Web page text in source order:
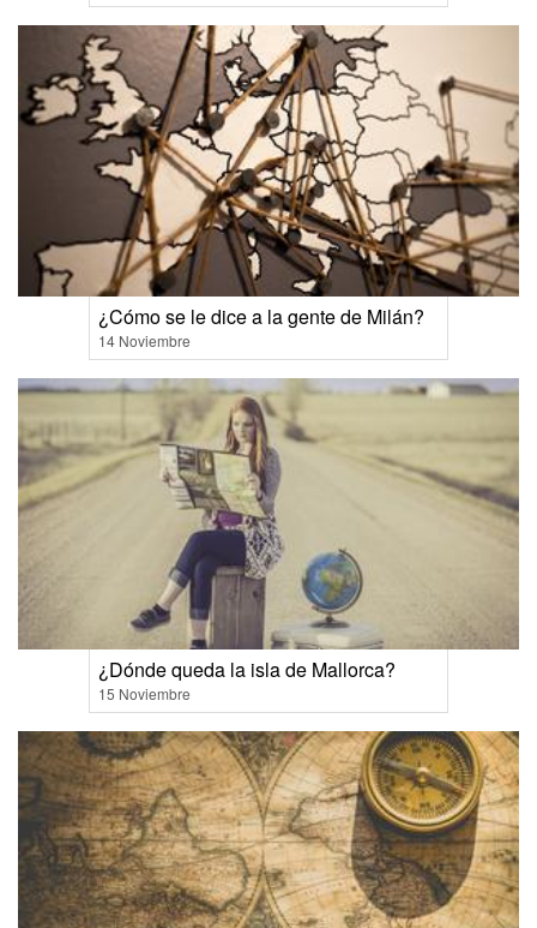
¿Cómo se le dice a la gente de Milán?
14 Noviembre
¿Dónde queda la isla de Mallorca?
15 Noviembre